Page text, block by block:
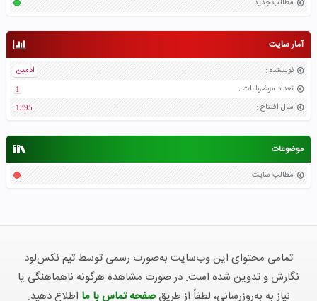
مطالب جدید
آمار سایت
نویسنده :
ادمین
تعداد موضواعات :
1
سال افتتاح :
1395
موضوعات
مطالب سایت
تمامی محتوای این وب‌سایت به‌صورت رسمی توسط تیم نکس‌لود
نگارش و تدوین شده است. در صورت مشاهده هرگونه ناهماهنگی یا
نیاز به به‌روزرسانی، لطفاً از طریقصفحه تماس با ما اطلاع دهید.